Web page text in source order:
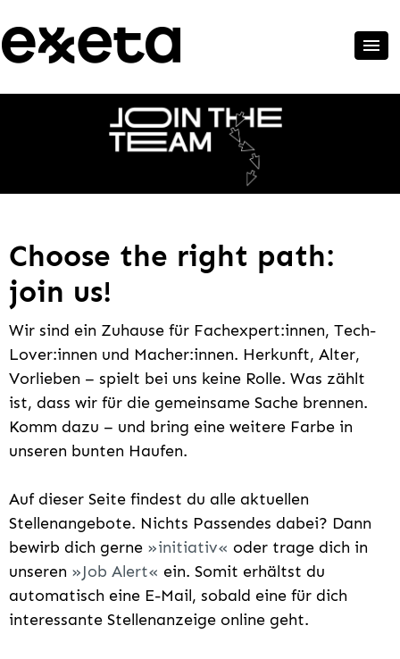
Choose the right path:
join us!
Wir sind ein Zuhause für Fachexpert:innen, Tech-
Lover:innen und Macher:innen. Herkunft, Alter,
Vorlieben – spielt bei uns keine Rolle. Was zählt
ist, dass wir für die gemeinsame Sache brennen.
Komm dazu – und bring eine weitere Farbe in
unseren bunten Haufen.
Auf dieser Seite findest du alle aktuellen
Stellenangebote. Nichts Passendes dabei? Dann
bewirb dich gerne
initiativ
oder trage dich in
unseren
Job Alert
ein. Somit erhältst du
automatisch eine E-Mail, sobald eine für dich
interessante Stellenanzeige online geht.